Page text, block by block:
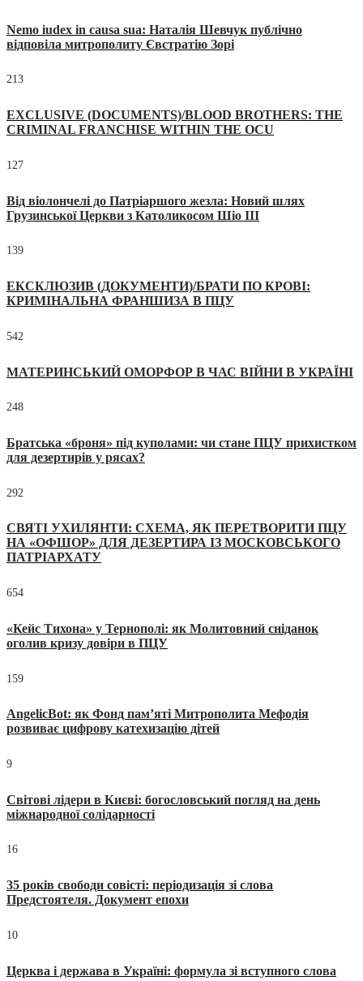
Nemo iudex in causa sua: Наталія Шевчук публічно
відповіла митрополиту Євстратію Зорі
213
EXCLUSIVE (DOCUMENTS)/BLOOD BROTHERS: THE
CRIMINAL FRANCHISE WITHIN THE OCU
127
Від віолончелі до Патріаршого жезла: Новий шлях
Грузинської Церкви з Католикосом Шіо III
139
ЕКСКЛЮЗИВ (ДОКУМЕНТИ)/БРАТИ ПО КРОВІ:
КРИМІНАЛЬНА ФРАНШИЗА В ПЦУ
542
МАТЕРИНСЬКИЙ ОМОРФОР В ЧАС ВІЙНИ В УКРАЇНІ
248
Братська «броня» під куполами: чи стане ПЦУ прихистком
для дезертирів у рясах?
292
СВЯТІ УХИЛЯНТИ: СХЕМА, ЯК ПЕРЕТВОРИТИ ПЦУ
НА «ОФШОР» ДЛЯ ДЕЗЕРТИРА ІЗ МОСКОВСЬКОГО
ПАТРІАРХАТУ
654
«Кейс Тихона» у Тернополі: як Молитовний сніданок
оголив кризу довіри в ПЦУ
159
AngelicBot: як Фонд пам’яті Митрополита Мефодія
розвиває цифрову катехизацію дітей
9
Світові лідери в Києві: богословський погляд на день
міжнародної солідарності
16
35 років свободи совісті: періодизація зі слова
Предстоятеля. Документ епохи
10
Церква і держава в Україні: формула зі вступного слова